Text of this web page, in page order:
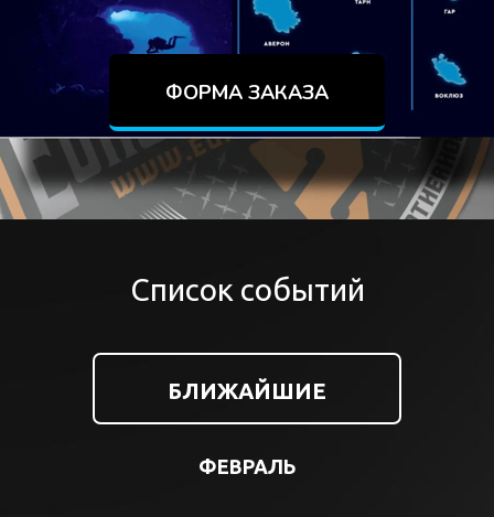
ФОРМА ЗАКАЗА
Список событий
БЛИЖАЙШИЕ
ФЕВРАЛЬ